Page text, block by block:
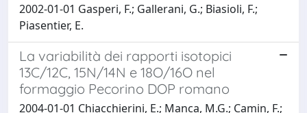
2002-01-01 Gasperi, F.; Gallerani, G.; Biasioli, F.;
Piasentier, E.
La variabilità dei rapporti isotopici
13C/12C, 15N/14N e 18O/16O nel
formaggio Pecorino DOP romano
2004-01-01 Chiacchierini, E.; Manca, M.G.; Camin, F.;